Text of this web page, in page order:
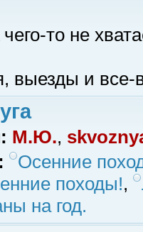
то не
выезды и все-
М.Ю.,
Осенние
походы!,
на год.